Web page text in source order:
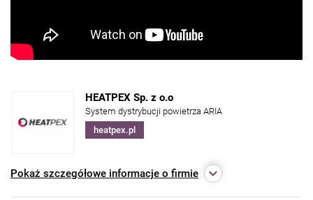
HEATPEX Sp. z o.o
System dystrybucji powietrza ARIA
heatpex.pl
Pokaż szczegółowe informacje o firmie